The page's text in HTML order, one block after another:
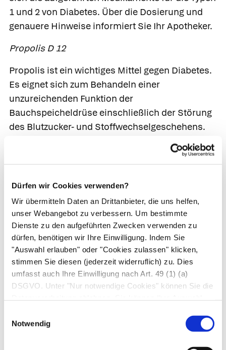
Dürfen wir Cookies verwenden?
Wir übermitteln Daten an Drittanbieter, die uns helfen,
unser Webangebot zu verbessern. Um bestimmte
Dienste zu den aufgeführten Zwecken verwenden zu
dürfen, benötigen wir Ihre Einwilligung. Indem Sie
"Auswahl erlauben" oder "Cookies zulassen" klicken,
stimmen Sie diesen (jederzeit widerruflich) zu. Dies
umfasst auch Ihre Einwilligung nach Art. 49 (1) (a)
DSGVO. Unter "Nur notwendige Cookies" können Sie die
Notwendig
1 und 2 von Diabetes. Über die Dosierung und
genauere Hinweise informiert Sie Ihr Apotheker.
Propolis D 12
Propolis ist ein wichtiges Mittel gegen Diabetes.
Es eignet sich zum Behandeln einer
unzureichenden Funktion der
Bauchspeicheldrüse einschließlich der Störung
des Blutzucker- und Stoffwechselgeschehens.
erhöhte Blutzuckerwerte zu therapieren. Falls Sie
zu Übergewicht neigen, bietet Dastica eine gute
Behandlungsmöglichkeit.
Syzygium jambolanum D2
Es ist zu empfehlen, wenn bei Ihnen erhöhte
Blutzuckerwerte vorliegen und oft juckender
Hautausschlag auftritt. Es eignet sich ebenso
zum Behandeln vom Hitzegefühl am ganzen